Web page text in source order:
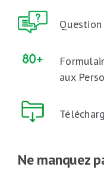
aux
Ne manquez